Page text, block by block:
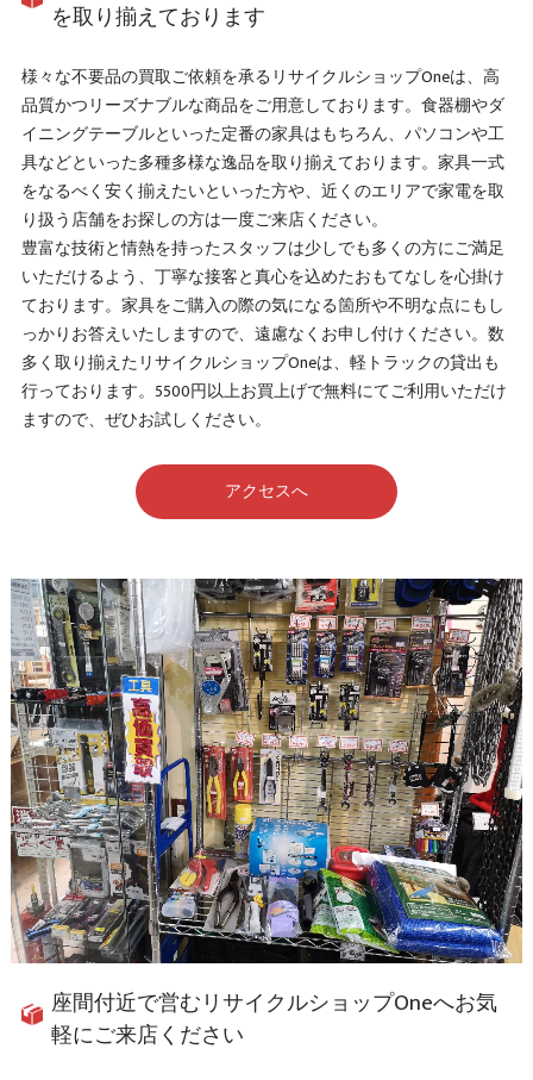
を取り揃えております
様々な不要品の買取ご依頼を承るリサイクルショップOneは、高
品質かつリーズナブルな商品をご用意しております。食器棚やダ
イニングテーブルといった定番の家具はもちろん、パソコンや工
具などといった多種多様な逸品を取り揃えております。家具一式
をなるべく安く揃えたいといった方や、近くのエリアで家電を取
り扱う店舗をお探しの方は一度ご来店ください。
豊富な技術と情熱を持ったスタッフは少しでも多くの方にご満足
いただけるよう、丁寧な接客と真心を込めたおもてなしを心掛け
ております。家具をご購入の際の気になる箇所や不明な点にもし
っかりお答えいたしますので、遠慮なくお申し付けください。数
多く取り揃えたリサイクルショップOneは、軽トラックの貸出も
行っております。5500円以上お買上げで無料にてご利用いただけ
ますので、ぜひお試しください。
アクセスへ
座間付近で営むリサイクルショップOneへお気
軽にご来店ください